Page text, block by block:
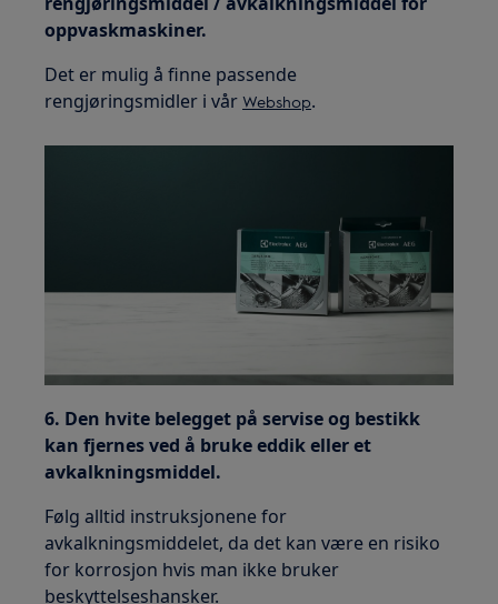
oppvaskmaskiner.
Det er mulig å finne passende
rengjøringsmidler i vårWebshop.
6. Den hvite belegget på servise og bestikk
kan fjernes ved å bruke eddik eller et
avkalkningsmiddel.
Følg alltid instruksjonene for
avkalkningsmiddelet, da det kan være en risiko
for korrosjon hvis man ikke bruker
beskyttelseshansker.